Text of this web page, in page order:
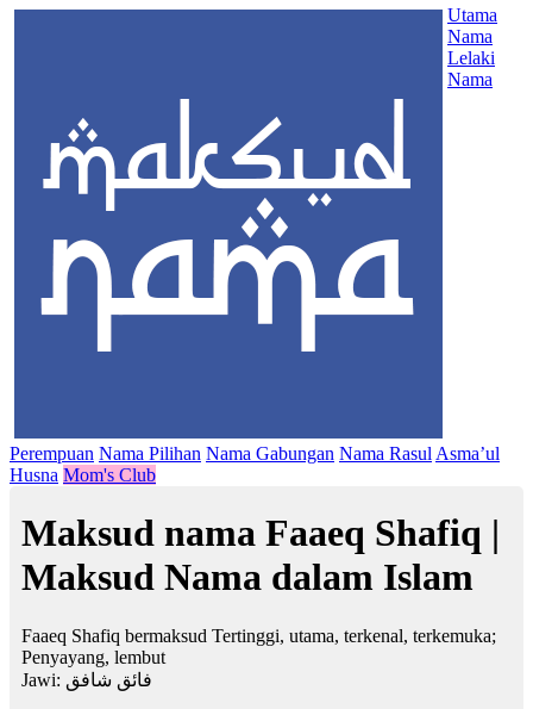
Utama
Nama
Lelaki
Nama
Perempuan Nama Pilihan Nama Gabungan Nama Rasul Asma’ul
Husna Mom's Club
Maksud nama Faaeq Shafiq |
Maksud Nama dalam Islam
Faaeq Shafiq bermaksud Tertinggi, utama, terkenal, terkemuka;
Penyayang, lembut
Jawi: فائق شافق